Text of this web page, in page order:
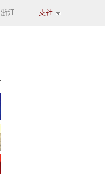
浙江 支社